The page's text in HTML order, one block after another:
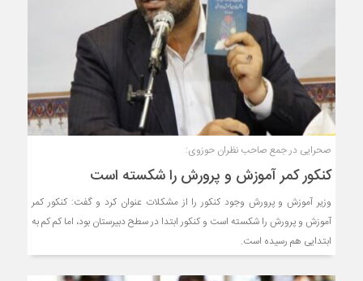
صحرایی در جمع صاحب نظران حوزوی:
کنکور کمر آموزش و پرورش را شکسته است
وزیر آموزش و پرورش وجود کنکور را از مشکلات عنوان کرد و گفت: کنکور کمر
آموزش و پرورش را شکسته است و کنکور ابتدا در سطح دبیرستان بود، اما کم کم به
ابتدایی هم رسیده است.